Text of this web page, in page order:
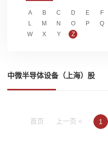
A B C D E F
L
M N O P Q
W
X Y Z
中微半导体设备（上海）股
首页 上一页 < 1